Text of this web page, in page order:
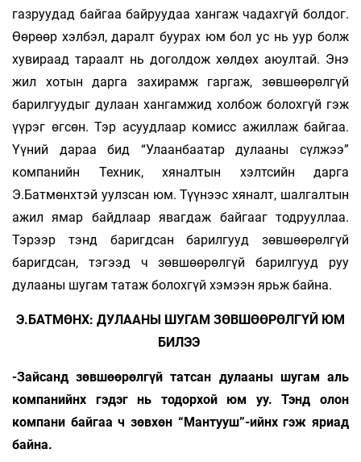
газруудад байгаа байруудаа хангаж чадахгүй болдог.
Өөрөөр хэлбэл, даралт буурах юм бол ус нь уур болж
хувираад тараалт нь доголдож хөлдөх аюултай. Энэ
жил хотын дарга захирамж гаргаж, зөвшөөрөлгүй
барилгуудыг дулаан хангамжид холбож болохгүй гэж
үүрэг өгсөн. Тэр асуудлаар комисс ажиллаж байгаа.
Үүний дараа бид “Улаанбаатар дулааны сүлжээ”
компанийн Техник, хяналтын хэлтсийн дарга
Э.Батмөнхтэй уулзсан юм. Түүнээс хяналт, шалгал­тын
ажил ямар байдлаар явагдаж байгааг тодрууллаа.
Тэрээр тэнд баригдсан барилгууд зөв­шөөрөлгүй
баригдсан, тэгээд ч зөвшөөрөлгүй барилгууд руу
дулааны шугам татаж болохгүй хэмээн ярьж байна.
Э.БАТМӨНХ: ДУЛААНЫ ШУГАМ ЗӨВШӨӨРӨЛГҮЙ ЮМ
БИЛЭЭ
-Зайсанд зөвшөөрөлгүй татсан дулааны шу­гам аль
компанийнх гэдэг нь тодорхой юм уу. Тэнд олон
компани байгаа ч зөвхөн “Мантууш”-ийнх гэж яриад
байна.